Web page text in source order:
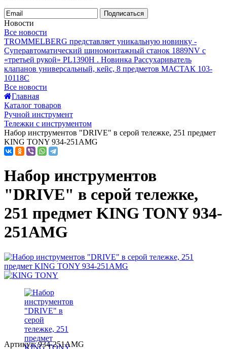
Подписаться
Новости
Все новости
TROMMELBERG представляет уникальную новинку -
Суперавтоматический шиномонтажный станок 1889NV с
«третьей рукой» PL1390H . Новинка Рассухариватель
клапанов универсальный, кейс, 8 предметов МАСТАК 103-
10118C
Все новости
Главная
Каталог товаров
Ручной инструмент
Тележки с инструментом
Набор инструментов "DRIVE" в серой тележке, 251 предмет
KING TONY 934-251AMG
Набор инструментов
"DRIVE" в серой тележке,
251 предмет KING TONY 934-
251AMG
Артикул: 934-251AMG